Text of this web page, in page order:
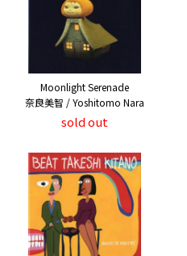
Moonlight Serenade
奈良美智 / Yoshitomo Nara
sold out